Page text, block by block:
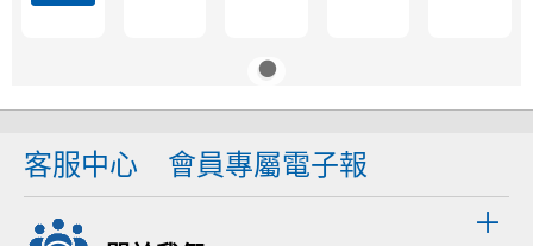
客服中心 會員專屬電子報